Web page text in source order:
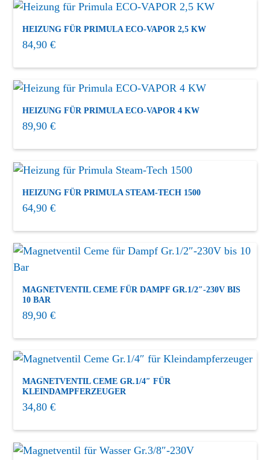
HEIZUNG FÜR PRIMULA ECO-VAPOR 2,5 KW
84,90€
HEIZUNG FÜR PRIMULA ECO-VAPOR 4 KW
89,90€
HEIZUNG FÜR PRIMULA STEAM-TECH 1500
64,90€
MAGNETVENTIL CEME FÜR DAMPF GR.1/2″-230V BIS
10 BAR
89,90€
MAGNETVENTIL CEME GR.1/4″ FÜR
KLEINDAMPFERZEUGER
34,80€